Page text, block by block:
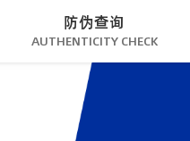
防伪查询
AUTHENTICITY CHECK